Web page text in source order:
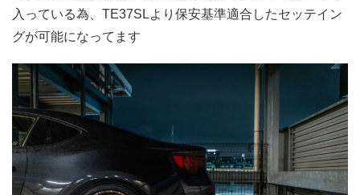
入っている為、TE37SLより保安基準適合したセッテイン
グが可能になってます